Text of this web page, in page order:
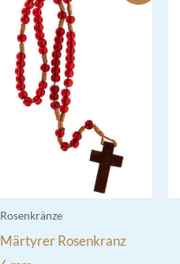
Rosenkränze
Märtyrer Rosenkranz